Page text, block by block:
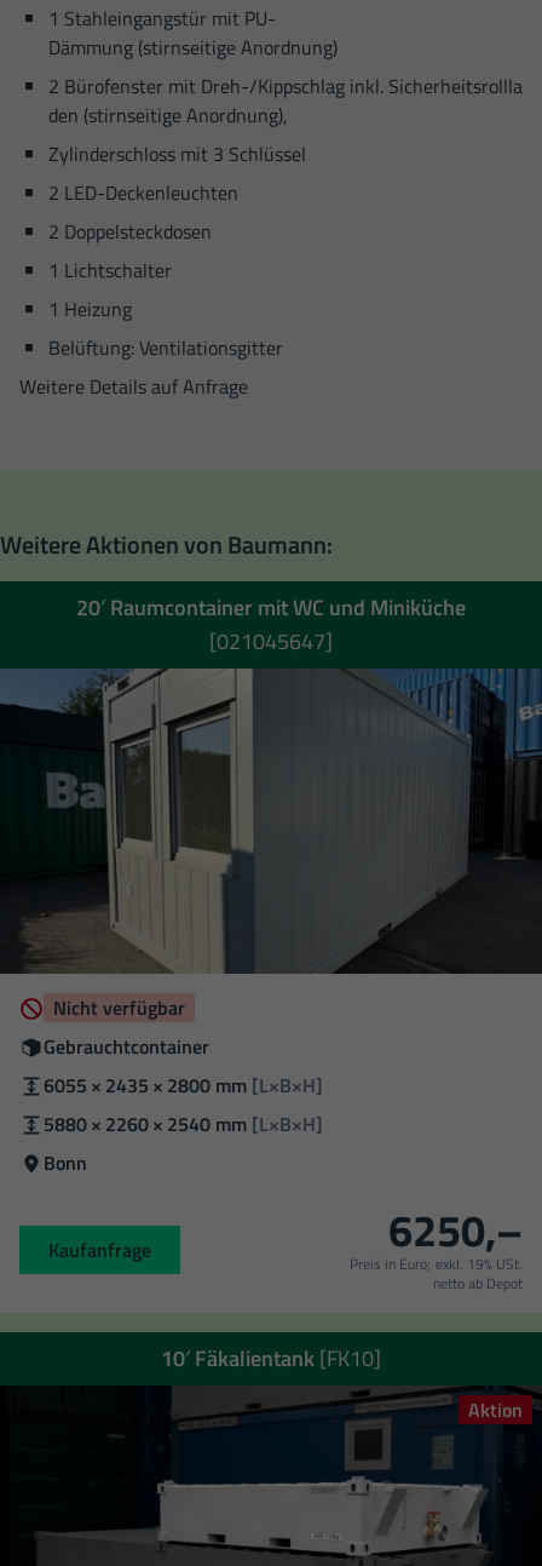
1 Stahleingangstür mit PU-
Dämmung (stirnseitige Anordnung)
2 Bürofenster mit Dreh-/Kippschlag inkl. Sicherheitsrollla
den (stirnseitige Anordnung),
Zylinderschloss mit 3 Schlüssel
2 LED-Deckenleuchten
2 Doppelsteckdosen
1 Lichtschalter
1 Heizung
Belüftung: Ventilationsgitter
Weitere Details auf Anfrage
Weitere Aktionen von Baumann:
20′ Raumcontainer mit WC und Miniküche
[021045647]
Verfügbarkeit
Nicht verfügbar
Zustand
Gebrauchtcontainer
Außenmaße
6055 × 2435 × 2800 mm [L×B×H]
Innenmaße:
5880 × 2260 × 2540 mm [L×B×H]
Standort
Bonn
Kaufanfrage 6250,–
Preis in Euro; exkl. 19% USt.
netto ab Depot
10′ Fäkalientank[FK10]
Aktion